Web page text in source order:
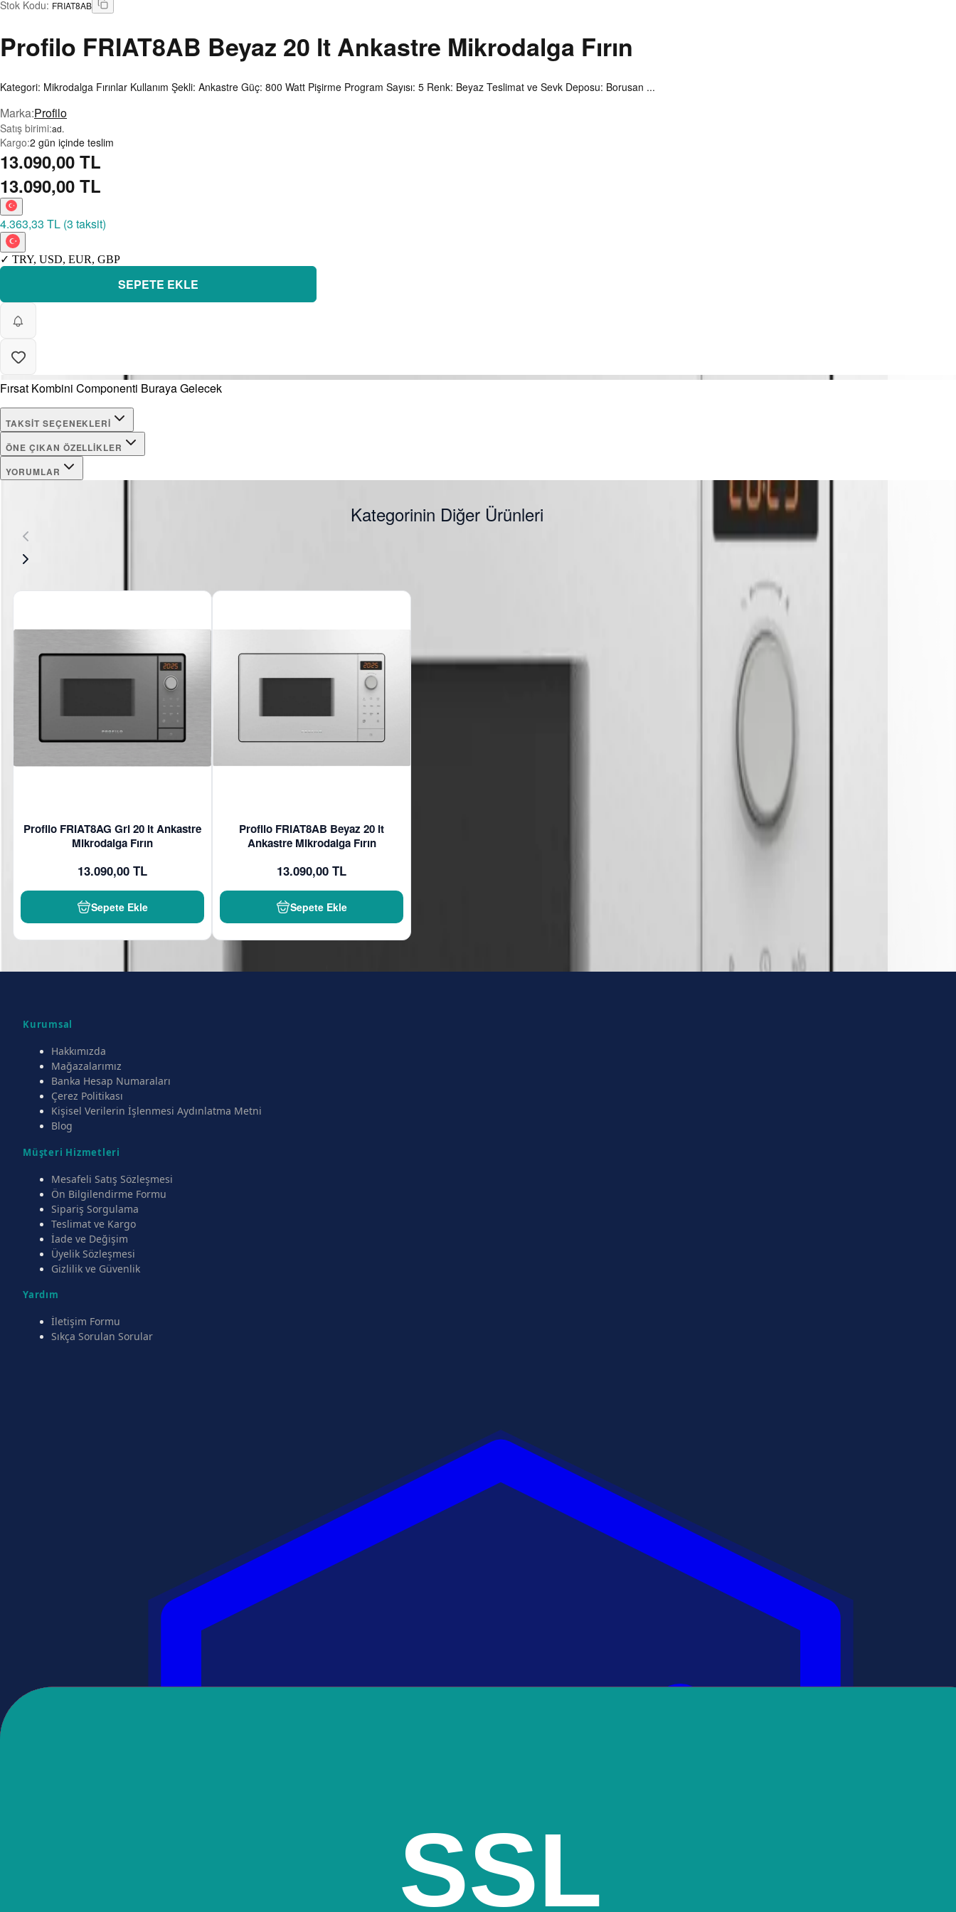
Stok Kodu: FRIAT8AB
Profilo FRIAT8AB Beyaz 20 lt Ankastre Mikrodalga Fırın
Kategori: Mikrodalga Fırınlar Kullanım Şekli: Ankastre Güç: 800 Watt Pişirme Program Sayısı: 5 Renk: Beyaz Teslimat ve Sevk Deposu: Borusan ...
Marka:Profilo
Satış birimi:ad.
Kargo:2 gün içinde teslim
13.090,00 TL
13.090,00 TL
4.363,33 TL (3 taksit)
✓ TRY, USD, EUR, GBP
SEPETE EKLE
Fırsat Kombini Componenti Buraya Gelecek
TAKSIT SEÇENEKLERI
ÖNE ÇIKAN ÖZELLIKLER
YORUMLAR
Kategorinin Diğer Ürünleri
Profilo FRIAT8AG Gri 20 lt Ankastre
Mikrodalga Fırın
13.090,00 TL
Sepete Ekle
Profilo FRIAT8AB Beyaz 20 lt
Ankastre Mikrodalga Fırın
13.090,00 TL
Sepete Ekle
Kurumsal
Hakkımızda
Mağazalarımız
Banka Hesap Numaraları
Çerez Politikası
Kişisel Verilerin İşlenmesi Aydınlatma Metni
Blog
Müşteri Hizmetleri
Mesafeli Satış Sözleşmesi
Ön Bilgilendirme Formu
Sipariş Sorgulama
Teslimat ve Kargo
İade ve Değişim
Üyelik Sözleşmesi
Gizlilik ve Güvenlik
Yardım
İletişim Formu
Sıkça Sorulan Sorular